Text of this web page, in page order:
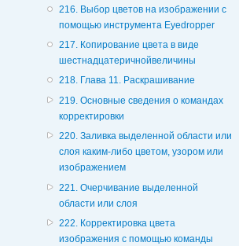
216. Выбор цветов на изображении с
помощью инструмента Eyedropper
217. Копирование цвета в виде
шестнадцатеричнойвеличины
218. Глава 11. Раскрашивание
219. Основные сведения о командах
корректировки
220. Заливка выделенной области или
слоя каким-либо цветом, узором или
изображением
221. Очерчивание выделенной
области или слоя
222. Корректировка цвета
изображения с помощью команды